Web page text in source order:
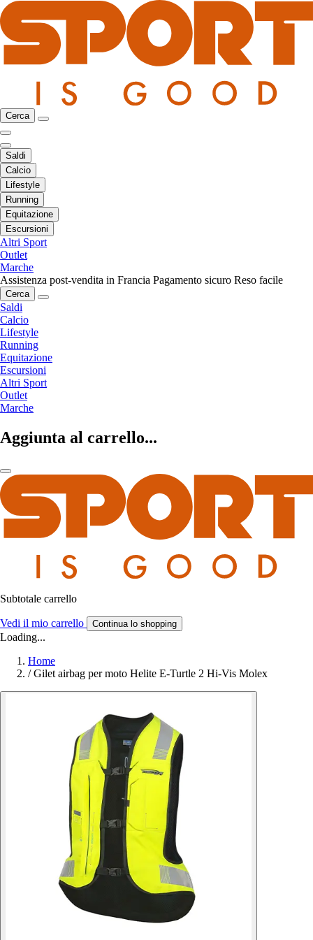
Cerca
Saldi
Calcio
Lifestyle
Running
Equitazione
Escursioni
Altri Sport
Outlet
Marche
Assistenza post-vendita in Francia Pagamento sicuro Reso facile
Cerca
Saldi
Calcio
Lifestyle
Running
Equitazione
Escursioni
Altri Sport
Outlet
Marche
Aggiunta al carrello...
Subtotale carrello
Vedi il mio carrello Continua lo shopping
Loading...
Home
/ Gilet airbag per moto Helite E-Turtle 2 Hi-Vis Molex